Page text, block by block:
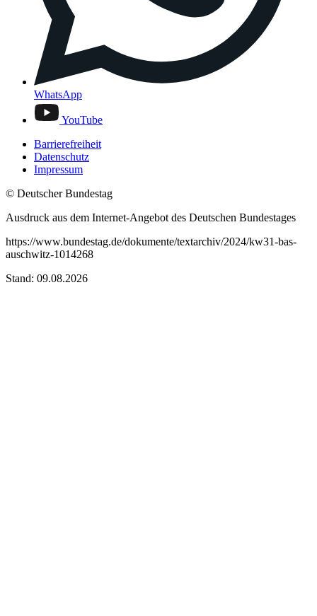
WhatsApp
YouTube
Barrierefreiheit
Datenschutz
Impressum
© Deutscher Bundestag
Ausdruck aus dem Internet-Angebot des Deutschen Bundestages
https://www.bundestag.de/dokumente/textarchiv/2024/kw31-bas-
auschwitz-1014268
Stand: 09.08.2026